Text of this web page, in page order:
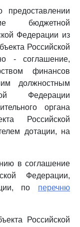
бюджетной
Федерации из
Российской
- соглашение,
финансов
должностным
Федерации
органа
Российской
дотации, на
в соглашение
Федерации,
по перечню
Российской